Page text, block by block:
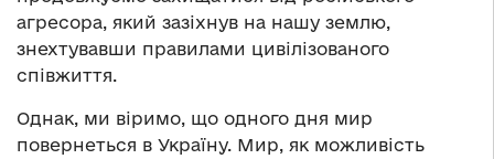
агресора, який зазіхнув на нашу землю,
знехтувавши правилами цивілізованого
співжиття.
Однак, ми віримо, що одного дня мир
повернеться в Україну. Мир, як можливість